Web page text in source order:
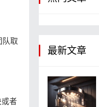
取
者
最新文章